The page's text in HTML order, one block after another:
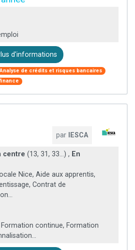
d'informations
Analyse de crédits et risques bancaires
par IESCA
centre (13, 31, 33...) , En
Nice, Aide aux apprentis,
Contrat de
continue, Formation